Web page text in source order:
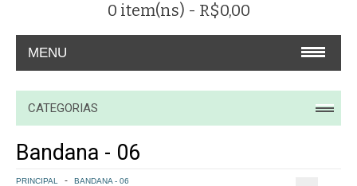
0 item(ns) - R$0,00
MENU
A EMPRESA
CONTATO
COMO COMPRAR
CATEGORIAS
Bandana - 06
PRINCIPAL BANDANA - 06